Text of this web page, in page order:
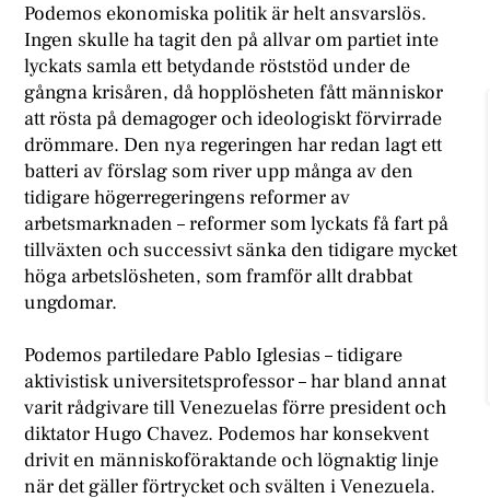
Podemos ekonomiska politik är helt ansvarslös.
Ingen skulle ha tagit den på allvar om partiet inte
lyckats samla ett betydande röststöd under de
gångna krisåren, då hopplösheten fått människor
att rösta på demagoger och ideologiskt förvirrade
drömmare. Den nya regeringen har redan lagt ett
batteri av förslag som river upp många av den
tidigare högerregeringens reformer av
arbetsmarknaden – reformer som lyckats få fart på
tillväxten och successivt sänka den tidigare mycket
höga arbetslösheten, som framför allt drabbat
ungdomar.
Podemos partiledare Pablo Iglesias – tidigare
aktivistisk universitetsprofessor – har bland annat
varit rådgivare till Venezuelas förre president och
diktator Hugo Chavez. Podemos har konsekvent
drivit en människoföraktande och lögnaktig linje
när det gäller förtrycket och svälten i Venezuela.